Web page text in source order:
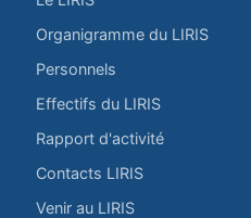
Organigramme du LIRIS
Personnels
Effectifs du LIRIS
Rapport d'activité
Contacts LIRIS
Venir au LIRIS